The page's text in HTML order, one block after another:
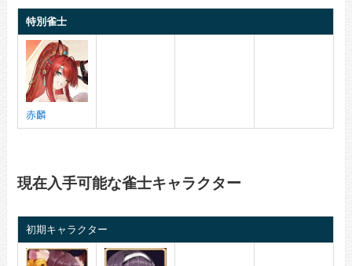
特別雀士
赤麟
現在入手可能な雀士キャラクター
初期キャラクター